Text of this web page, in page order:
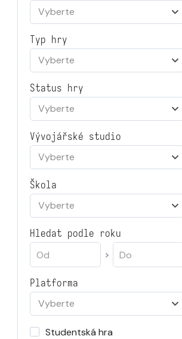
Vyberte
Typ hry
Vyberte
Status hry
Vyberte
Vývojářské studio
Vyberte
Škola
Vyberte
Hledat podle roku
Platforma
Vyberte
Studentská hra